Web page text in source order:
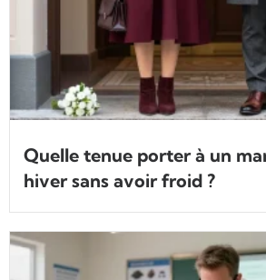
Quelle tenue porter à un
hiver sans avoir froid ?